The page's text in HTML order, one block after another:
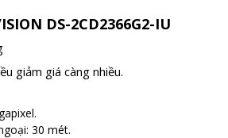
DS-2CD2366G2-IU
giảm giá càng nhiều.
30 mét.